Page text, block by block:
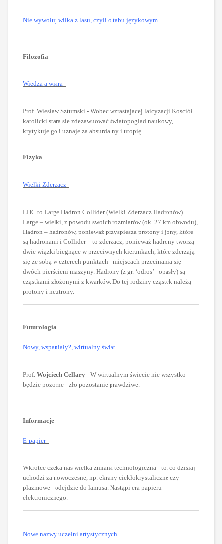
Nie wywołuj wilka z lasu, czyli o tabu językowym
Filozofia
Wiedza a wiara
Prof. Wiesław Sztumski - Wobec wzrastajacej laicyzacji Kosciół
katolicki stara sie zdezawuować światopoglad naukowy,
krytykuje go i uznaje za absurdalny i utopię.
Fizyka
Wielki Zderzacz
LHC to Large Hadron Collider (Wielki Zderzacz Hadronów).
Large – wielki, z powodu swoich rozmiarów (ok. 27 km obwodu),
Hadron – hadronów, ponieważ przyspiesza protony i jony, które
są hadronami i Collider – to zderzacz, ponieważ hadrony tworzą
dwie wiązki biegnące w przeciwnych kierunkach, które zderzają
się ze sobą w czterech punktach - miejscach przecinania się
dwóch pierścieni maszyny. Hadrony (z gr. ‘odros’ - opasły) są
cząstkami złożonymi z kwarków. Do tej rodziny cząstek należą
protony i neutrony.
Futurologia
Nowy, wspaniały?, wirtualny świat
Prof. Wojciech Cellary - W wirtualnym świecie nie wszystko
będzie pozorne - zło pozostanie prawdziwe.
Informacje
E-papier
Wkrótce czeka nas wielka zmiana technologiczna - to, co dzisiaj
uchodzi za nowoczesne, np. ekrany ciekłokrystaliczne czy
plazmowe - odejdzie do lamusa. Nastąpi era papieru
elektronicznego.
Nowe nazwy uczelni artystycznych